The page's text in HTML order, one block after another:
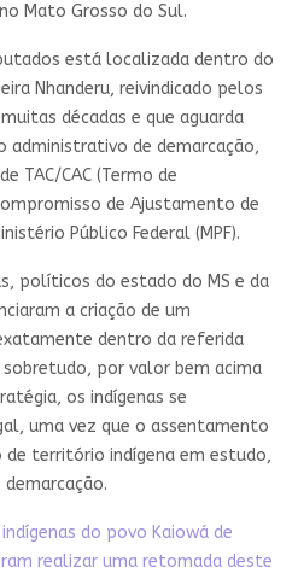
Mato Grosso do Sul.
está localizada dentro do
Nhanderu, reivindicado pelos
décadas e que aguarda
administrativo de demarcação,
TAC/CAC (Termo de
de Ajustamento de
Público Federal (MPF).
políticos do estado do MS e da
a criação de um
dentro da referida
sobretudo, por valor bem acima
os indígenas se
uma vez que o assentamento
território indígena em estudo,
indígenas do povo Kaiowá de
realizar uma retomada deste